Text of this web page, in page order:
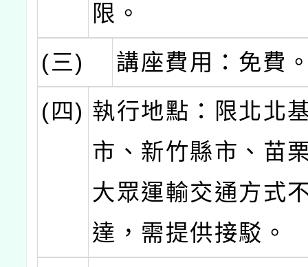
限。
(三)
講座費用：免費
(四) 執行地點：限北北
市、新竹縣市、苗
大眾運輸交通方式
達，需提供接駁。